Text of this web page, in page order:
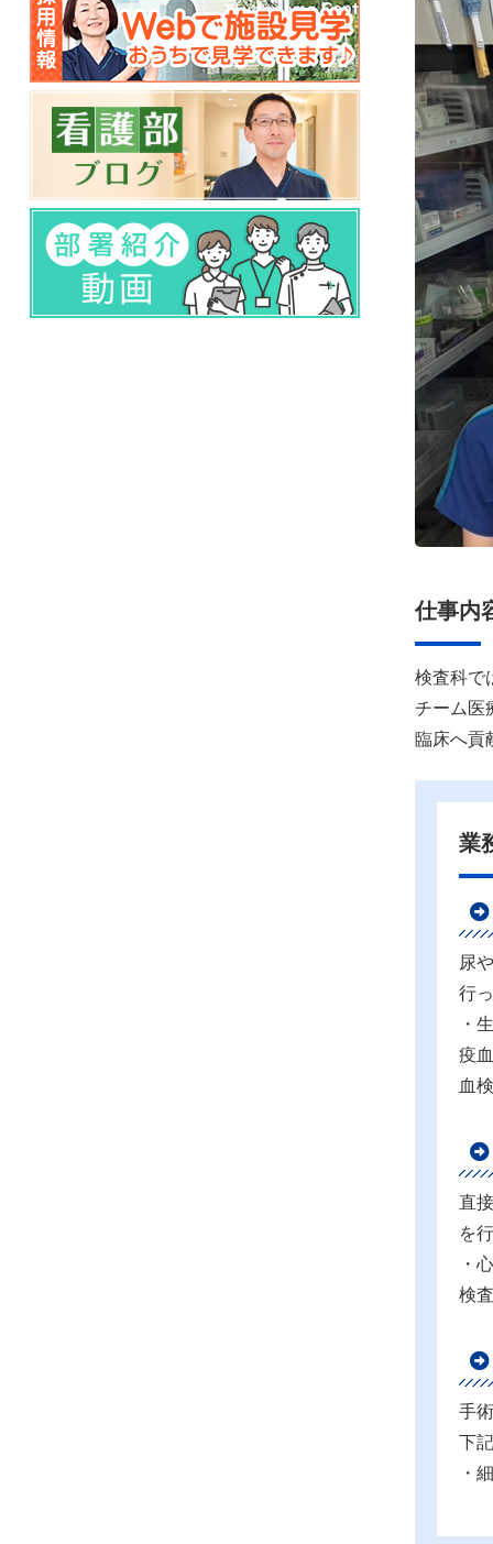
仕事内
検査科で
チーム医
臨床へ貢
業
尿
行
・
疫
血
直
を
・
検
手
下
・